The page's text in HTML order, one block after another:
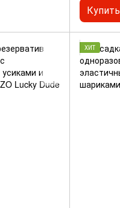
Купить
ХИТ